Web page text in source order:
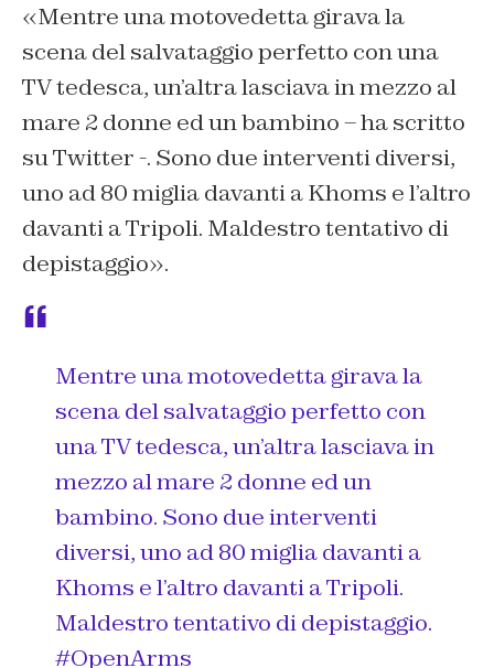
«Mentre una motovedetta girava la
scena del salvataggio perfetto con una
TV tedesca, un’altra lasciava in mezzo al
mare 2 donne ed un bambino – ha scritto
su Twitter -. Sono due interventi diversi,
uno ad 80 miglia davanti a Khoms e l’altro
davanti a Tripoli. Maldestro tentativo di
depistaggio».
Mentre una motovedetta girava la
scena del salvataggio perfetto con
una TV tedesca, un’altra lasciava in
mezzo al mare 2 donne ed un
bambino. Sono due interventi
diversi, uno ad 80 miglia davanti a
Khoms e l’altro davanti a Tripoli.
Maldestro tentativo di depistaggio.
#OpenArms